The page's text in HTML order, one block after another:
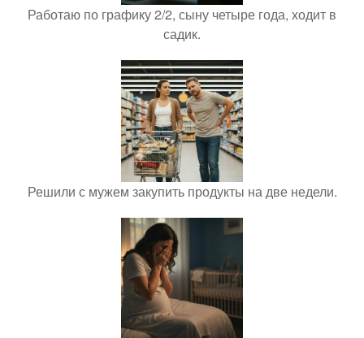
Работаю по графику 2/2, сыну четыре года, ходит в
садик.
Решили с мужем закупить продукты на две недели.